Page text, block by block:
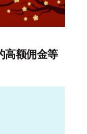
高额佣金等